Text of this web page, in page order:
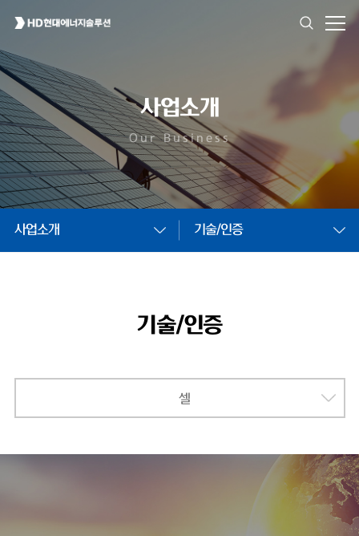
사업소개
Our Business
사업소개 기술/인증
기술/인증
셀